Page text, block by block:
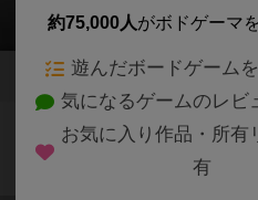
ウノ：ドラえもんに紐付いているボー
メイク版などの同じシリーズを中心に
す。
約75,000人がボドゲーマ
遊んだボードゲーム
気になるゲームのレビ
お気に入り作品・所有
有